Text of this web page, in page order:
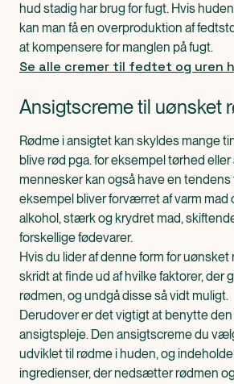
hud stadig har brug for fugt. Hvis
kan man få en overproduktion af
at kompensere for manglen på fugt.
Se alle cremer til fedtet og uren
Ansigtscreme til uønsket
Rødme i ansigtet kan skyldes mange
blive rød pga. for eksempel tørhed
mennesker kan også have en tendens
eksempel bliver forværret af varm mad
alkohol, stærk og krydret mad,
forskellige fødevarer.
Hvis du lider af denne form for uønsket
skridt at finde ud af hvilke faktorer, der
rødmen, og undgå disse så vidt muligt.
Derudover er det vigtigt at benytte
ansigtspleje. Den ansigtscreme du
udviklet til rødme i huden, og
ingredienser, der nedsætter rødmen